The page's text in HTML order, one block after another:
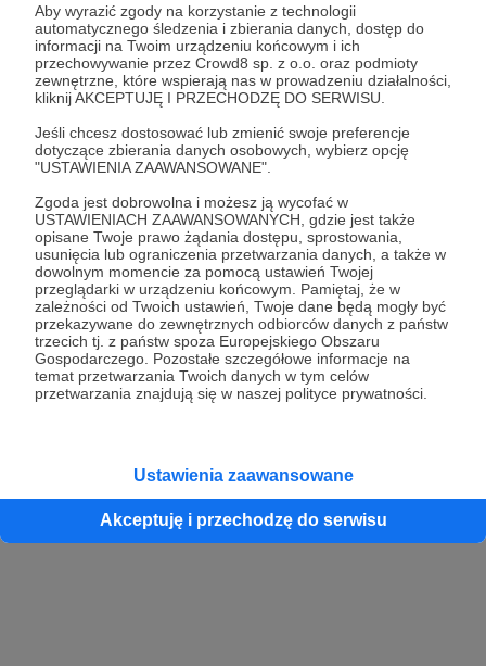
Aby wyrazić zgody na korzystanie z technologii
automatycznego śledzenia i zbierania danych, dostęp do
informacji na Twoim urządzeniu końcowym i ich
przechowywanie przez Crowd8 sp. z o.o. oraz podmioty
zewnętrzne, które wspierają nas w prowadzeniu działalności,
kliknij AKCEPTUJĘ I PRZECHODZĘ DO SERWISU.
Jeśli chcesz dostosować lub zmienić swoje preferencje
dotyczące zbierania danych osobowych, wybierz opcję
"USTAWIENIA ZAAWANSOWANE".
Zgoda jest dobrowolna i możesz ją wycofać w
USTAWIENIACH ZAAWANSOWANYCH, gdzie jest także
opisane Twoje prawo żądania dostępu, sprostowania,
usunięcia lub ograniczenia przetwarzania danych, a także w
dowolnym momencie za pomocą ustawień Twojej
przeglądarki w urządzeniu końcowym. Pamiętaj, że w
zależności od Twoich ustawień, Twoje dane będą mogły być
przekazywane do zewnętrznych odbiorców danych z państw
trzecich tj. z państw spoza Europejskiego Obszaru
Gospodarczego. Pozostałe szczegółowe informacje na
temat przetwarzania Twoich danych w tym celów
przetwarzania znajdują się w naszej polityce prywatności.
Ustawienia zaawansowane
Akceptuję i przechodzę do serwisu
Zapamiętaj mnie Zapomniałeś hasła?
Zaloguj
lub
Kontynuuj z Google
Kontynuuj z Facebook
Kontynuuj z Apple
konta przez osobę niepełnoletnią” dostępny w regulaminie Patronite.pl